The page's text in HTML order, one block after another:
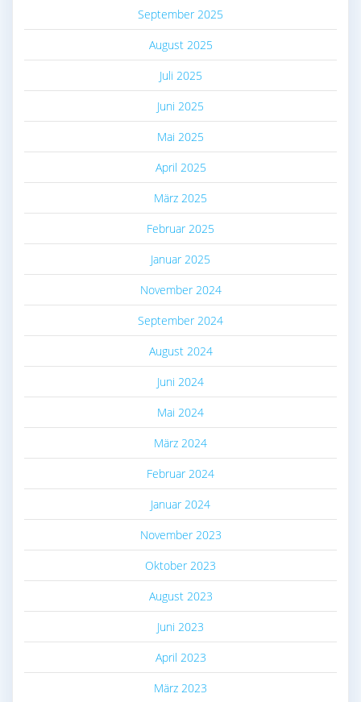
September 2025
August 2025
Juli 2025
Juni 2025
Mai 2025
April 2025
März 2025
Februar 2025
Januar 2025
November 2024
September 2024
August 2024
Juni 2024
Mai 2024
März 2024
Februar 2024
Januar 2024
November 2023
Oktober 2023
August 2023
Juni 2023
April 2023
März 2023